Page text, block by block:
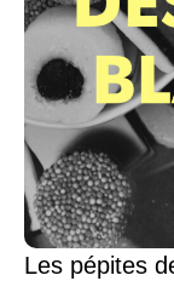
Les pépites